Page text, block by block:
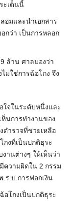
ะเด็นนี้
อมและนําเอกสาร
กว่า เป็นการหลอก
ล้าน ศาลมองว่า
ม่ใช่การฉ้อโกง จึง
ใจในระดับหนึ่งและ
นการทำงานของ
ตำรวจที่ช่วยเหลือ
กงที่เป็นปกติธุระ
านต่างๆ ให้เห็นว่า
ความผิดใน 2 กรรม
ร.บ.การฟอกเงิน
โกงเป็นปกติธุระ